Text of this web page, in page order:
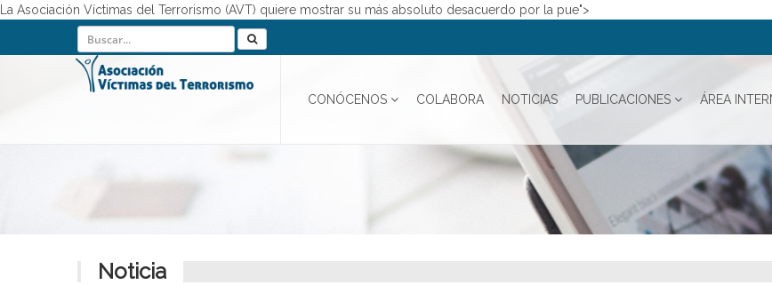
La Asociación Víctimas del Terrorismo (AVT) quiere mostrar su más absoluto desacuerdo por la pue">
CONÓCENOS COLABORA NOTICIAS PUBLICACIONES ÁREA
Noticia